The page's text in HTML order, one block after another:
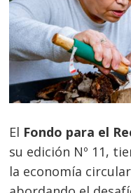
El Fondo para el
su edición Nº 11,
la economía